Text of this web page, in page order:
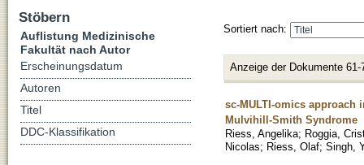
Sortiert nach:
Anzeige der Dokumente 61-
sc-MULTI-omics approach
Mulvihill-Smith Syndrome
Riess, Angelika; Roggia,
Nicolas; Riess, Olaf; Singh,
Stöbern
Auflistung Medizinische
Fakultät nach Autor
Erscheinungsdatum
Autoren
Titel
DDC-Klassifikation